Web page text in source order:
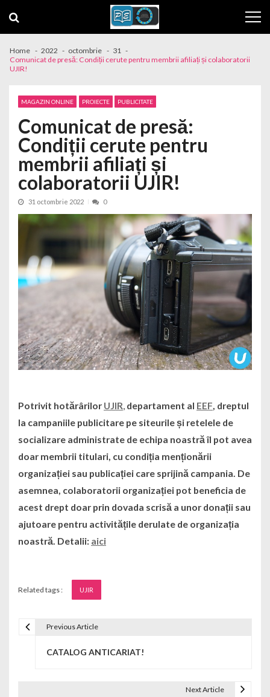
Home 2022 octombrie
31
Comunicat de presă: Condiții cerute pentru membrii afiliați și colaboratorii
UJIR!
MAGAZIN ONLINE PROIECTE PUBLICITATE
Comunicat de presă:
Condiții cerute pentru
membrii afiliați și
colaboratorii UJIR!
31 octombrie 2022 0
Potrivit hotărârilor UJIR, departament al EEF, dreptul
la campaniile publicitare pe siteurile și retelele de
socializare administrate de echipa noastră îl pot avea
doar membrii titulari, cu condiția menționării
organizației sau publicației care sprijină campania. De
asemnea, colaboratorii organizației pot beneficia de
acest drept doar prin dovada scrisă a unor donații sau
ajutoare pentru activitățile derulate de organizația
noastră. Detalii: aici
Related tags : UJIR
Previous Article
CATALOG ANTICARIAT!
Next Article